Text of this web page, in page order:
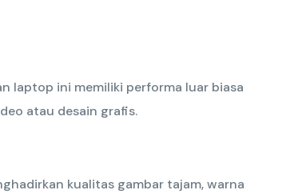
laptop ini memiliki performa luar biasa
atau desain grafis.
kualitas gambar tajam, warna